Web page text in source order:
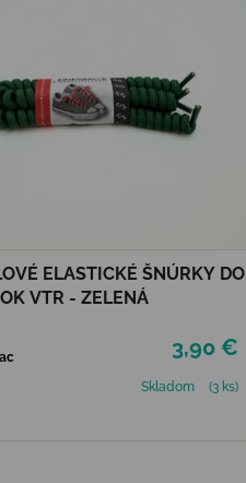
ELASTICKÉ ŠNÚRKY DO
VTR - ZELENÁ
3,90 €
Skladom
(3 ks)